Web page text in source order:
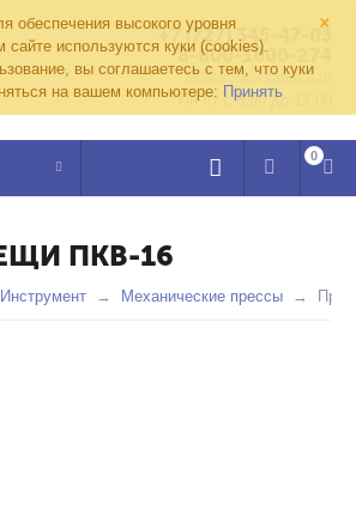
×
обеспечения высокого уровня
сайте используются куки (cookies).
вы соглашаетесь с тем, что куки
на вашем компьютере: Принять
+7 (727) 345-47-03
8-800-1000-274
kvazar91@yandex.ru
Пн-пт с 8:00 до 17:00
0
ПКВ-16
Инструмент Механические прессы